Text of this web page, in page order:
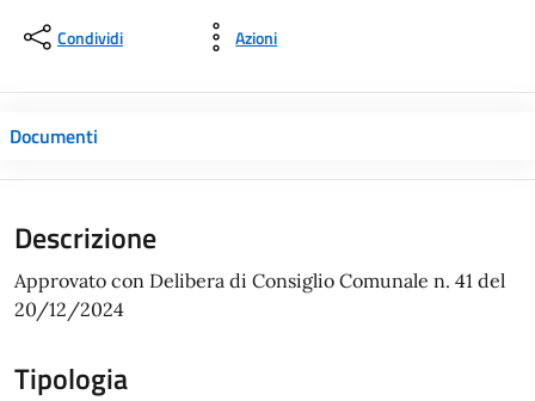
Condividi Azioni
Documenti
Descrizione
Approvato con Delibera di Consiglio Comunale n. 41 del
20/12/2024
Tipologia